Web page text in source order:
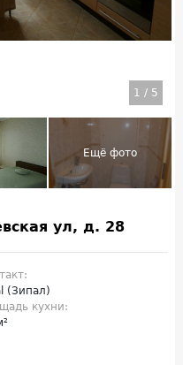
1 / 5
ул, д. 28
(Зипал)
кухни: